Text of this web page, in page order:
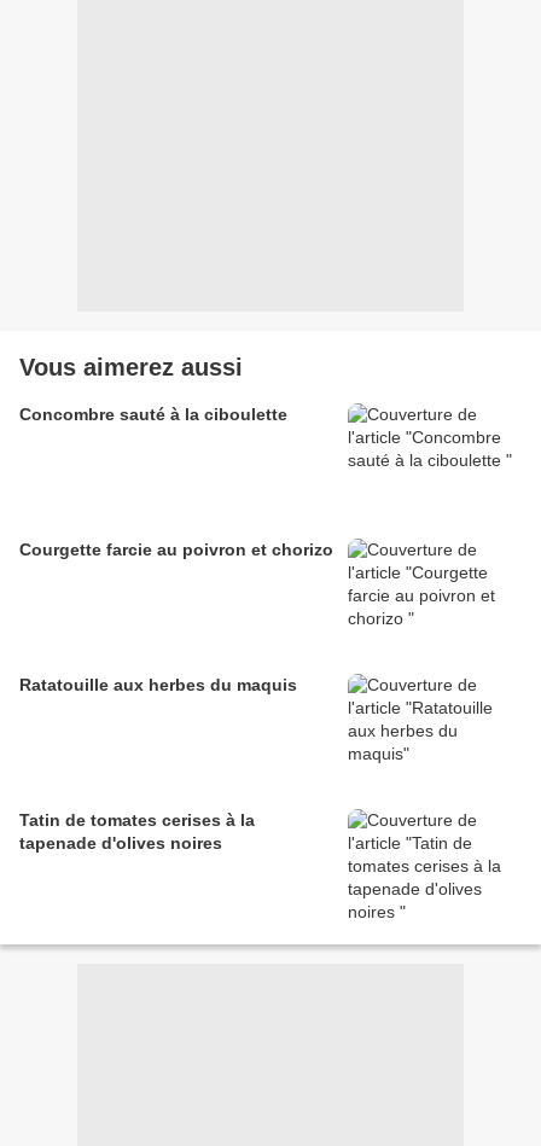
Vous aimerez aussi
Concombre sauté à la ciboulette
Courgette farcie au poivron et chorizo
Ratatouille aux herbes du maquis
Tatin de tomates cerises à la
tapenade d'olives noires